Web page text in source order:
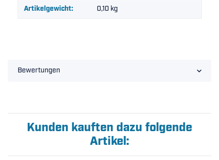
Artikelgewicht: 0,10 kg
Bewertungen
Kunden kauften dazu folgende
Artikel: